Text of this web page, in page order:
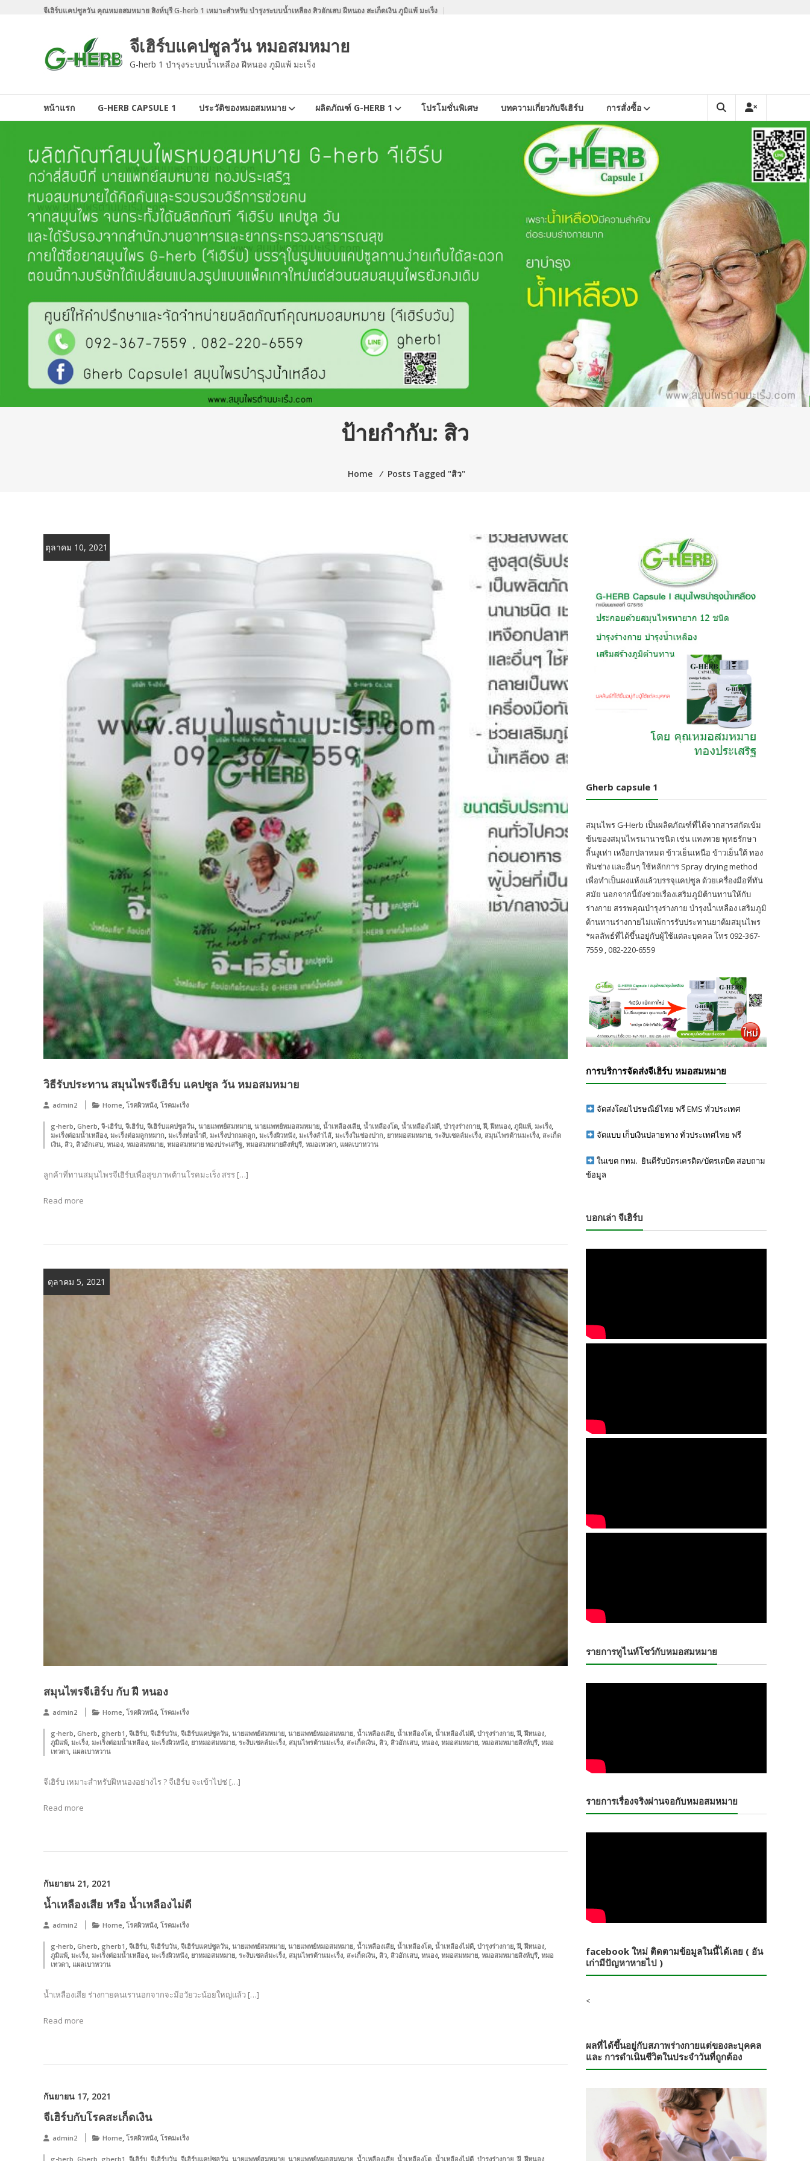
จีเฮิร์บแคปซูลวัน คุณหมอสมหมาย สิงห์บุรี G-herb 1 เหมาะสำหรับ บำรุงระบบน้ำเหลือง สิวอักเสบ ฝีหนอง สะเก็ดเงิน ภูมิแพ้ มะเร็ง
จีเฮิร์บแคปซูลวัน หมอสมหมาย
G-herb 1 บำรุงระบบน้ำเหลือง ฝีหนอง ภูมิแพ้ มะเร็ง
หน้าแรก G-HERB CAPSULE 1 ประวัติของหมอสมหมาย ผลิตภัณฑ์ G-HERB 1 โปรโมชั่นพิเศษ บทความเกี่ยวกับจีเฮิร์บ การสั่งซื้อ
ป้ายกำกับ: สิว
Home ⁄ Posts Tagged "สิว"
ตุลาคม 10, 2021
วิธีรับประทาน สมุนไพรจีเฮิร์บ แคปซูล วัน หมอสมหมาย
admin2 Home, โรคผิวหนัง, โรคมะเร็ง
g-herb, Gherb, จี-เฮิร์บ, จีเฮิร์บ, จีเฮิร์บแคปซูลวัน, นายแพทย์สมหมาย, นายแพทย์หมอสมหมาย, น้ำเหลืองเสีย, น้ำเหลืองโต, น้ำเหลืองไม่ดี, บำรุงร่างกาย,ฝี,ฝีหนอง, ภูมิแพ้, มะเร็ง,
มะเร็งต่อมน้ำเหลือง, มะเร็งต่อมลูกหมาก, มะเร็งท่อน้ำดี, มะเร็งปากมดลูก, มะเร็งผิวหนัง, มะเร็งลำไส้, มะเร็งในช่องปาก, ยาหมอสมหมาย, ระงับเซลล์มะเร็ง, สมุนไพรต้านมะเร็ง, สะเก็ด
เงิน, สิว, สิวอักเสบ, หนอง, หมอสมหมาย, หมอสมหมาย ทองประเสริฐ, หมอสมหมายสิงห์บุรี, หมอเทวดา, แผลเบาหวาน
ลูกค้าที่ทานสมุนไพรจีเฮิร์บเพื่อสุขภาพต้านโรคมะเร็ง สรร […]
Read more
ตุลาคม 5, 2021
สมุนไพรจีเฮิร์บ กับ ฝี หนอง
admin2 Home, โรคผิวหนัง, โรคมะเร็ง
g-herb, Gherb, gherb1 , จีเฮิร์บ, จีเฮิร์บวัน, จีเฮิร์บแคปซูลวัน, นายแพทย์สมหมาย, นายแพทย์หมอสมหมาย, น้ำเหลืองเสีย, น้ำเหลืองโต, น้ำเหลืองไม่ดี, บำรุงร่างกาย,ฝี,ฝีหนอง,
ภูมิแพ้, มะเร็ง, มะเร็งต่อมน้ำเหลือง, มะเร็งผิวหนัง, ยาหมอสมหมาย, ระงับเซลล์มะเร็ง, สมุนไพรต้านมะเร็ง, สะเก็ดเงิน, สิว, สิวอักเสบ, หนอง, หมอสมหมาย, หมอสมหมายสิงห์บุรี, หมอ
เทวดา, แผลเบาหวาน
จีเฮิร์บ เหมาะสำหรับฝีหนองอย่างไร ? จีเฮิร์บ จะเข้าไปช่ […]
Read more
กันยายน 21, 2021
น้ำเหลืองเสีย หรือ น้ำเหลืองไม่ดี
admin2 Home, โรคผิวหนัง, โรคมะเร็ง
g-herb, Gherb, gherb1 , จีเฮิร์บ, จีเฮิร์บวัน, จีเฮิร์บแคปซูลวัน, นายแพทย์สมหมาย, นายแพทย์หมอสมหมาย, น้ำเหลืองเสีย, น้ำเหลืองโต, น้ำเหลืองไม่ดี, บำรุงร่างกาย,ฝี,ฝีหนอง,
ภูมิแพ้, มะเร็ง, มะเร็งต่อมน้ำเหลือง, มะเร็งผิวหนัง, ยาหมอสมหมาย, ระงับเซลล์มะเร็ง, สมุนไพรต้านมะเร็ง, สะเก็ดเงิน, สิว, สิวอักเสบ, หนอง, หมอสมหมาย, หมอสมหมายสิงห์บุรี, หมอ
เทวดา, แผลเบาหวาน
น้ำเหลืองเสีย ร่างกายคนเรานอกจากจะมีอวัยวะน้อยใหญ่แล้ว […]
Read more
กันยายน 17, 2021
จีเฮิร์บกับโรคสะเก็ดเงิน
admin2 Home, โรคผิวหนัง, โรคมะเร็ง
g-herb Gherb gherb1 จีเฮิร์บ จีเฮิร์บวัน จีเฮิร์บแคปซูลวัน นายแพทย์สมหมาย นายแพทย์หมอสมหมาย น้ำเหลืองเสีย น้ำเหลืองโต น้ำเหลืองไม่ดี บำรุงร่างกาย ,ฝี ,ฝีหนอง
Gherb capsule 1
สมุนไพร G-Herb เป็นผลิตภัณฑ์ที่ได้จากสารสกัดเข้ม
ข้นของสมุนไพรนานาชนิด เช่น แทงทวย พุทธรักษา
ลิ้นงูเห่า เหงือกปลาหมด ข้าวเย็นเหนือ ข้าวเย็นใต้ ทอง
พันช่าง และอื่นๆ ใช้หลักการ Spray drying method
เพื่อทำเป็นผงแห้งแล้วบรรจุแคปซูล ด้วยเครื่องมือที่ทัน
สมัย นอกจากนี้ยังช่วยเรื่องเสริมภูมิต้านทานให้กับ
ร่างกาย สรรพคุณบำรุงร่างกาย บำรุงน้ำเหลือง เสริมภูมิ
ต้านทานร่างกายไม่แพ้การรับประทานยาต้มสมุนไพร
*ผลลัพธ์ที่ได้ขึ้นอยู่กับผู้ใช้แต่ละบุคคล โทร 092-367-
7559 , 082-220-6559
การบริการจัดส่งจีเฮิร์บ หมอสมหมาย
จัดส่งโดยไปรษณีย์ไทย ฟรี EMS ทั่วประเทศ
จัดแบบ เก็บเงินปลายทาง ทั่วประเทศไทย ฟรี
ในเขต กทม. ยินดีรับบัตรเครดิต/บัตรเดบิต สอบถาม
ข้อมูล
บอกเล่า จีเฮิร์บ
รายการทูไนท์โชว์กับหมอสมหมาย
รายการเรื่องจริงผ่านจอกับหมอสมหมาย
facebook ใหม่ ติดตามข้อมูลในนี้ได้เลย ( อัน
เก่ามีปัญหาหายไป )
<
ผลที่ได้ขึ้นอยู่กับสภาพร่างกายแต่ของละบุคคล
และ การดำเนินชีวิตในประจำวันที่ถูกต้อง